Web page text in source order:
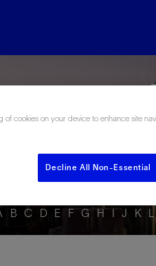
en
B C D E F G H I J K L
of cookies on your device to enhance site
Decline All Non-Essential